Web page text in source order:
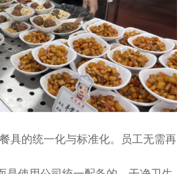
具的统一化与标准化。员工无需再